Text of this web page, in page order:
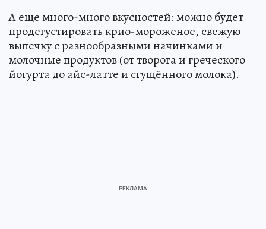
А еще много-много вкусностей: можно будет
продегустировать крио-мороженое, свежую
выпечку с разнообразными начинками и
молочные продуктов (от творога и греческого
йогурта до айс-латте и сгущённого молока).